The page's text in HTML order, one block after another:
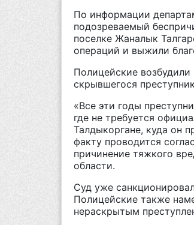
По информации
подозреваемый
поселке Жаналык
операций и выжили
Полицейские
скрывшегося
«Все эти годы
где не требуется
Талдыкоргане, куда он
факту проводится
причинение тяжкого
области.
Суд уже
Полицейские также
нераскрытым